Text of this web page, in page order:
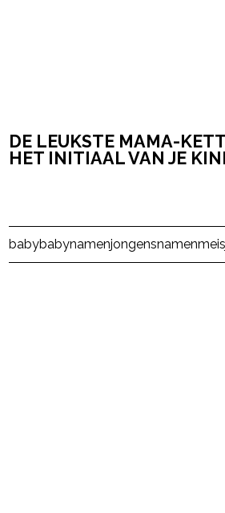
DE LEUKSTE MAMA-
HET INITIAAL VAN JE
babybabynamenjongensnamen